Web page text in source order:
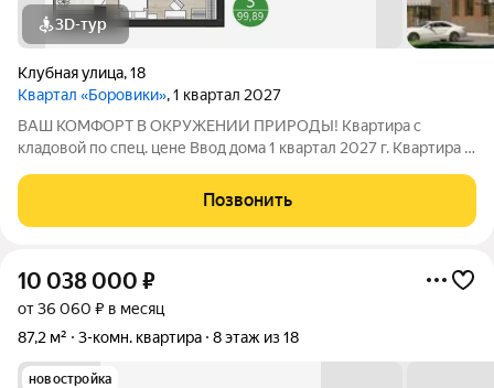
3D-тур
Клубная улица,18
Квартал «Боровики», 1 квартал 2027
ВАШ КОМФОРТ В ОКРУЖЕНИИ ПРИРОДЫ! Квартира с
кладовой по спец. цене Ввод дома 1 квартал 2027 г. Квартира в
для выполнения финишной отделки - оштукатурены,
ошпатлеваны стены, на полу стяжка,
Позвонить
10 038 000 ₽
от 36 060 ₽ в месяц
87,2 м²
3-комн. квартира 8 этаж из 18
новостройка